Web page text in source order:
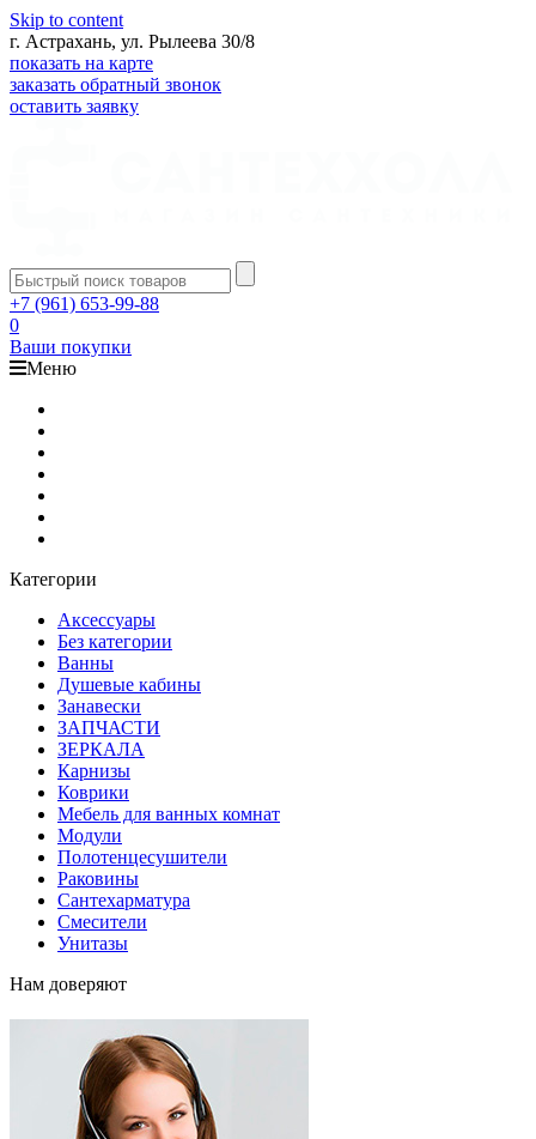
Skip to content
г. Астрахань, ул. Рылеева 30/8
показать на карте
заказать обратный звонок
оставить заявку
+7 (961) 653-99-88
0
Ваши покупки
Меню
Категории
Аксессуары
Без категории
Ванны
Душевые кабины
Занавески
ЗАПЧАСТИ
ЗЕРКАЛА
Карнизы
Коврики
Мебель для ванных комнат
Модули
Полотенцесушители
Раковины
Сантехарматура
Смесители
Унитазы
Нам доверяют